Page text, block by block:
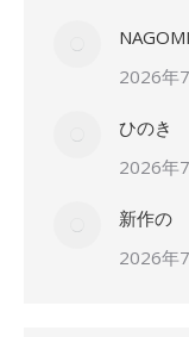
2026年
ひのき
2026年
新作
2026年